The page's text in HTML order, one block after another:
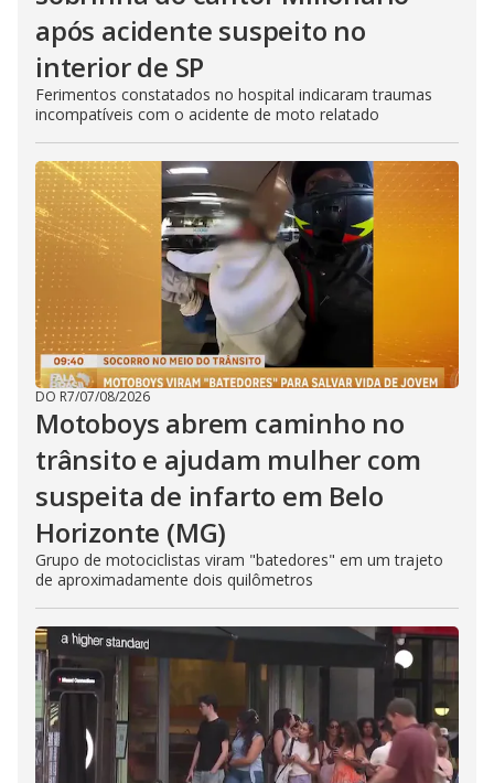
após acidente suspeito no
interior de SP
Ferimentos constatados no hospital indicaram traumas
incompatíveis com o acidente de moto relatado
DO R7/07/08/2026
Motoboys abrem caminho no
trânsito e ajudam mulher com
suspeita de infarto em Belo
Horizonte (MG)
Grupo de motociclistas viram "batedores" em um trajeto
de aproximadamente dois quilômetros